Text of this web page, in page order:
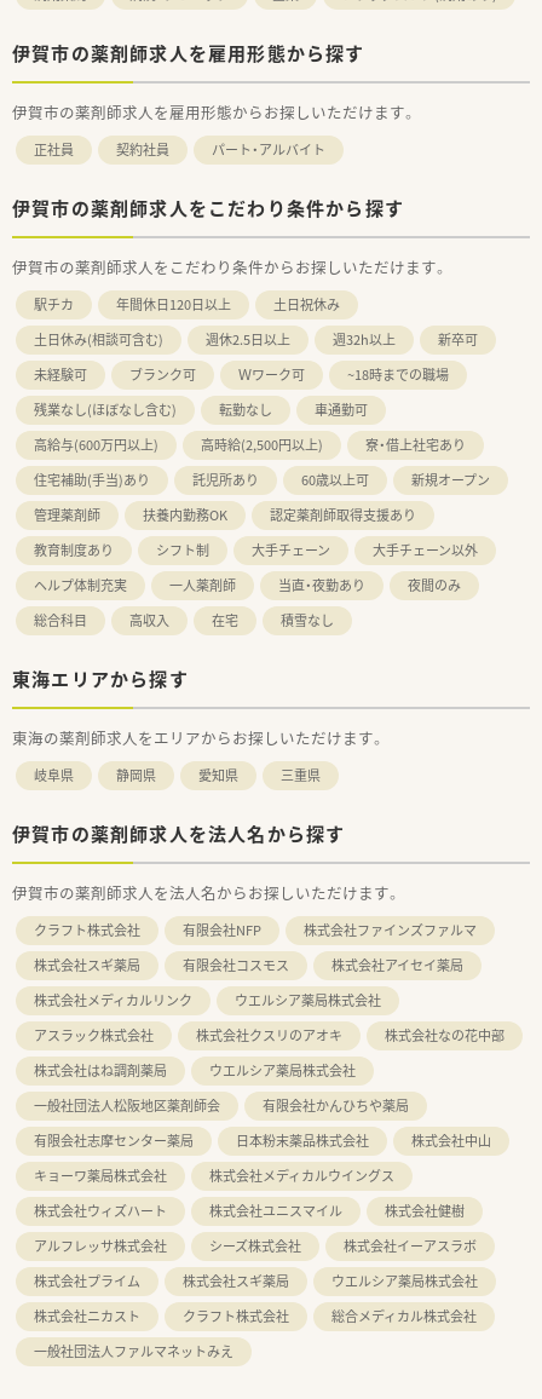
伊賀市の薬剤師求人を雇用形態から探す
伊賀市の薬剤師求人を雇用形態からお探しいただけます。
正社員 契約社員 パート・アルバイト
伊賀市の薬剤師求人をこだわり条件から探す
伊賀市の薬剤師求人をこだわり条件からお探しいただけます。
駅チカ 年間休日120日以上
土日祝休み
土日休み(相談可含む)
週休2.5日以上 週32h以上
新卒可
未経験可
ブランク可 Ｗワーク可
~18時までの職場
残業なし(ほぼなし含む)
転勤なし
車通勤可
高給与(600万円以上)
高時給(2,500円以上)
寮・借上社宅あり
住宅補助(手当)あり
託児所あり 60歳以上可
新規オープン
管理薬剤師
扶養内勤務OK
認定薬剤師取得支援あり
教育制度あり
シフト制 大手チェーン
大手チェーン以外
ヘルプ体制充実
一人薬剤師 当直・夜勤あり
夜間のみ
総合科目
高収入 在宅 積雪なし
東海エリアから探す
東海の薬剤師求人をエリアからお探しいただけます。
岐阜県 静岡県 愛知県 三重県
伊賀市の薬剤師求人を法人名から探す
伊賀市の薬剤師求人を法人名からお探しいただけます。
クラフト株式会社 有限会社NFP
株式会社ファインズファルマ
株式会社スギ薬局
有限会社コスモス
株式会社アイセイ薬局
株式会社メディカルリンク
ウエルシア薬局株式会社
アスラック株式会社
株式会社クスリのアオキ
株式会社なの花中部
株式会社はね調剤薬局
ウエルシア薬局株式会社
一般社団法人松阪地区薬剤師会
有限会社かんひちや薬局
有限会社志摩センター薬局
日本粉末薬品株式会社
株式会社中山
キョーワ薬局株式会社
株式会社メディカルウイングス
株式会社ウィズハート
株式会社ユニスマイル
株式会社健樹
アルフレッサ株式会社
シーズ株式会社
株式会社イーアスラボ
株式会社プライム
株式会社スギ薬局
ウエルシア薬局株式会社
株式会社ニカスト
クラフト株式会社
総合メディカル株式会社
一般社団法人ファルマネットみえ